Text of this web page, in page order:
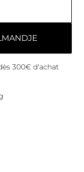
300€ d'achat